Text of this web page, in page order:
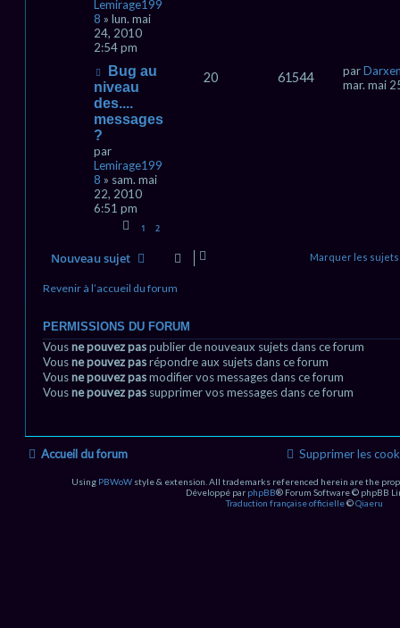
Lemirage199
8 » lun. mai
24, 2010
2:54 pm
Bug au
niveau
des....
messages
?
par
Lemirage199
8 » sam. mai
22, 2010
6:51 pm
1 2
20 61544 par
mar. mai
Nouveau sujet Marquer les sujets
Revenir à l’accueil du forum
PERMISSIONS DU FORUM
Vousne pouvez paspublier de nouveaux sujets dans ce forum
Vousne pouvez pasrépondre aux sujets dans ce forum
Vousne pouvez pasmodifier vos messages dans ce forum
Vousne pouvez pas supprimer vos messages dans ce forum
Accueil du forum Supprimer les
Using PBWoW style & extension. All trademarks referenced herein are the
Développé par phpBB® Forum Software © phpBB
Traduction française officielle©Qiaeru